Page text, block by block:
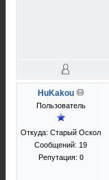
HuKakou
Пользователь
Откуда: Старый Оскол
Сообщений: 19
Репутация: 0